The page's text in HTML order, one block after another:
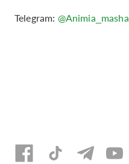
Telegram: @Animia_masha